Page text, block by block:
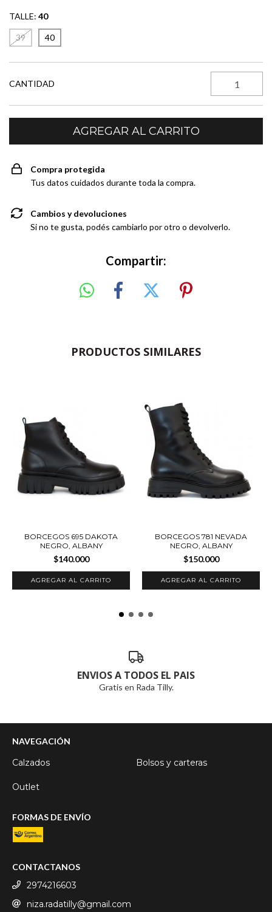
TALLE: 40
39 40
CANTIDAD
Compra protegida
Tus datos cuidados durante toda la compra.
Cambios y devoluciones
Si no te gusta, podés cambiarlo por otro o devolverlo.
Compartir:
PRODUCTOS SIMILARES
BORCEGOS 695 DAKOTA
NEGRO, ALBANY
$140.000
AGREGAR AL CARRITO
BORCEGOS 781 NEVADA
NEGRO, ALBANY
$150.000
AGREGAR AL CARRITO
ENVIOS A TODOS EL PAIS
Gratis en Rada Tilly.
NAVEGACIÓN
Calzados Bolsos y carteras
Outlet
FORMAS DE ENVÍO
CONTACTANOS
2974216603
niza.radatilly@gmail.com